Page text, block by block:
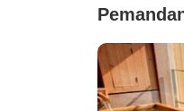
(bebas
dengan
typeC【